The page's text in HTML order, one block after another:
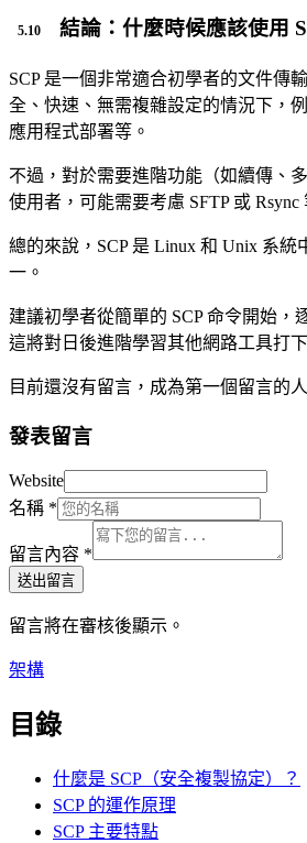
結論：什麼時候應該使用
SCP 是一個非常適合初學者的文件傳
全、快速、無需複雜設定的情況下，
應用程式部署等。
不過，對於需要進階功能（如續傳、
使用者，可能需要考慮 SFTP 或 Rsync
總的來說，SCP 是 Linux 和 Unix 系統
一。
建議初學者從簡單的 SCP 命令開始，
這將對日後進階學習其他網路工具打
目前還沒有留言，成為第一個留言的人
發表留言
Website
名稱 *
留言內容 *
送出留言
留言將在審核後顯示。
架構
目錄
什麼是 SCP（安全複製協定）？
SCP 的運作原理
SCP 主要特點